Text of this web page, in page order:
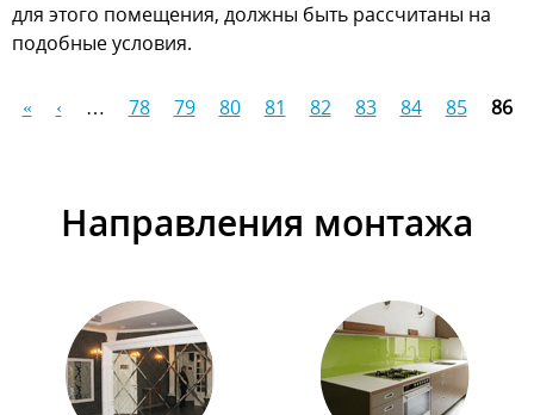
для этого помещения, должны быть рассчитаны на
подобные условия.
« ‹ … 78 79 80 81 82 83 84 85 86
Направления монтажа